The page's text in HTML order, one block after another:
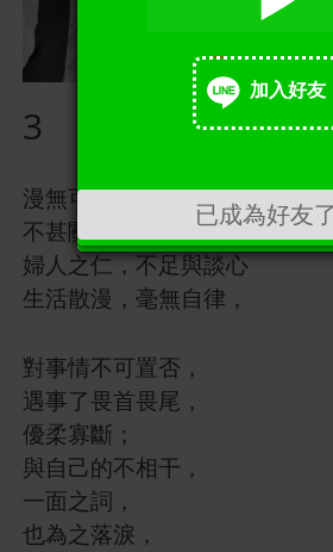
加入好友
已成為好友了
3
漫無可否，臨事遲回；
不甚關情，亦為墮淚，
婦人之仁，不足與談心
生活散漫，毫無自律，
對事情不可置否，
遇事了畏首畏尾，
優柔寡斷；
與自己的不相干，
一面之詞，
也為之落淚，